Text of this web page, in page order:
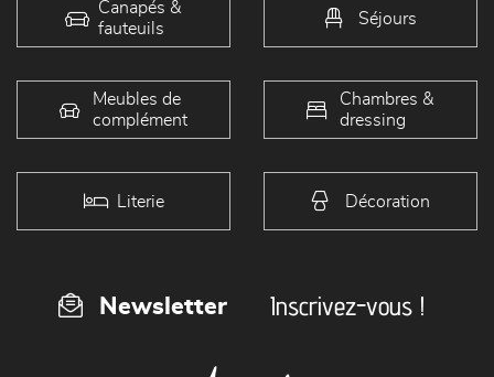
Canapés &
fauteuils
Séjours
Meubles de
complément
Chambres &
dressing
Literie Décoration
Newsletter Inscrivez-vous !